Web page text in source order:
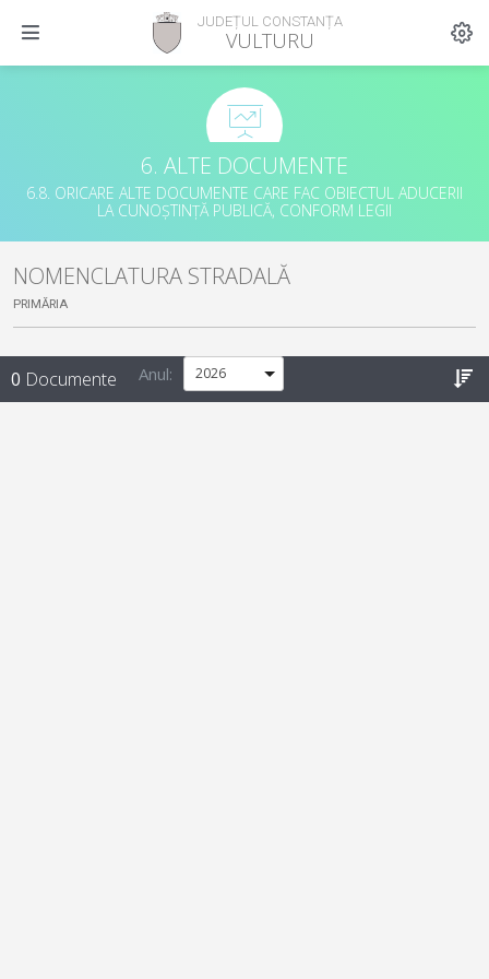
JUDEȚUL CONSTANȚA
VULTURU
6. ALTE DOCUMENTE
6.8. ORICARE ALTE DOCUMENTE CARE FAC OBIECTUL ADUCERII
LA CUNOȘTINȚĂ PUBLICĂ, CONFORM LEGII
NOMENCLATURA STRADALĂ
PRIMĂRIA
0 Documente Anul: